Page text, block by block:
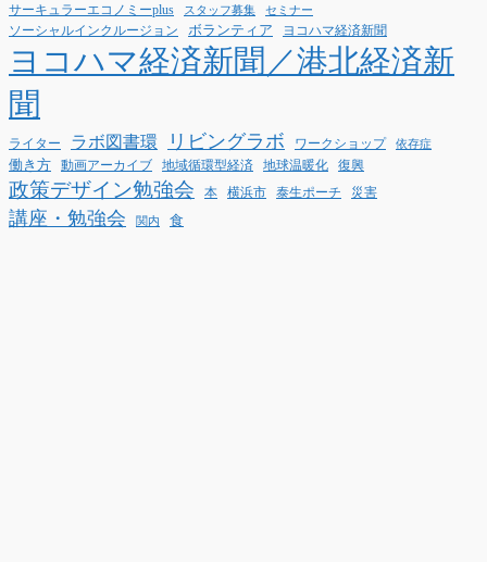
サーキュラーエコノミーplus スタッフ募集 セミナー
ソーシャルインクルージョン ボランティア ヨコハマ経済新聞
ヨコハマ経済新聞／港北経済新
聞
ライター ラボ図書環 リビングラボ ワークショップ 依存症
働き方 動画アーカイブ 地域循環型経済 地球温暖化 復興
政策デザイン勉強会 本 横浜市 泰生ポーチ 災害
講座・勉強会 関内 食